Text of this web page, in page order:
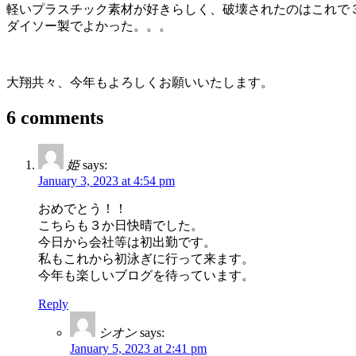
軽いプラスチック素材が好きらしく、破壊されたのはこれで
ダイソー製でよかった。。。
大翔共々、今年もよろしくお願いいたします。
6 comments
姫 says:
January 3, 2023 at 4:54 pm
おめでとう！！
こちらも３か日快晴でした。
今日から会社等は初出勤です。
私もこれから初泳ぎに行って来ます。
今年も楽しいブログを待っています。
Reply
シオン says:
January 5, 2023 at 2:41 pm